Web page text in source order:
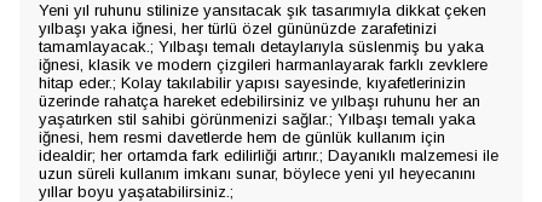
Yeni yıl ruhunu stilinize yansıtacak şık tasarımıyla dikkat çeken
yılbaşı yaka iğnesi, her türlü özel gününüzde zarafetinizi
tamamlayacak.; Yılbaşı temalı detaylarıyla süslenmiş bu yaka
iğnesi, klasik ve modern çizgileri harmanlayarak farklı zevklere
hitap eder.; Kolay takılabilir yapısı sayesinde, kıyafetlerinizin
üzerinde rahatça hareket edebilirsiniz ve yılbaşı ruhunu her an
yaşatırken stil sahibi görünmenizi sağlar.; Yılbaşı temalı yaka
iğnesi, hem resmi davetlerde hem de günlük kullanım için
idealdir; her ortamda fark edilirliği artırır.; Dayanıklı malzemesi ile
uzun süreli kullanım imkanı sunar, böylece yeni yıl heyecanını
yıllar boyu yaşatabilirsiniz.;